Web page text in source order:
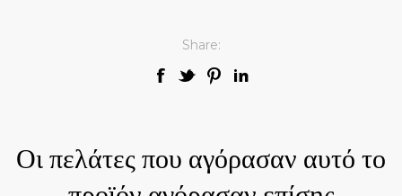
Share:
Οι πελάτες που αγόρασαν αυτό το